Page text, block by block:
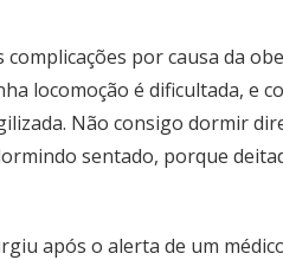
por causa da
locomoção é dificultada, e
Não consigo dormir
sentado, porque
após o alerta de um